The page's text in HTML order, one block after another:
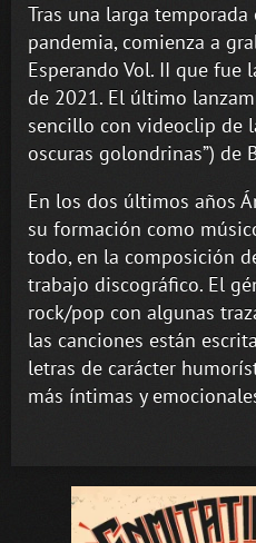
Tras una larga
pandemia, comienza a
Esperando Vol. II que fue
de 2021. El último
sencillo con videoclip de
oscuras golondrinas”) de
En los dos últimos años
su formación como
todo, en la composición
trabajo discográfico. El
rock/pop con algunas
las canciones están
letras de carácter
más íntimas y